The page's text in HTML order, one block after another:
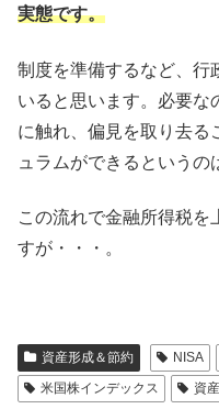
実態です。
制度を準備するなど、行
いると思います。必要な
に触れ、偏見を取り去る
ュラムができるというの
この流れで金融所得税を
すが・・・。
資産形成＆節約 NISA
米国株インデックス
資